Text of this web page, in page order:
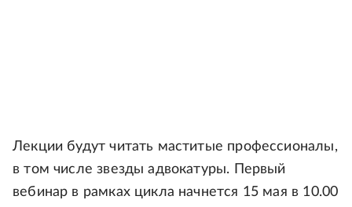
Лекции будут читать маститые профессионалы,
в том числе звезды адвокатуры. Первый
вебинар в рамках цикла начнется 15 мая в 10.00